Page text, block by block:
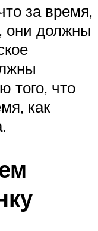
за время,
они должны
того, что
как